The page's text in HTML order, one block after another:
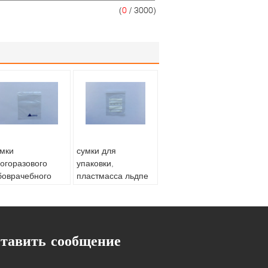
(0 / 3000)
сумки для
упаковки,
пластмасса льдпе
материальная
сообщение